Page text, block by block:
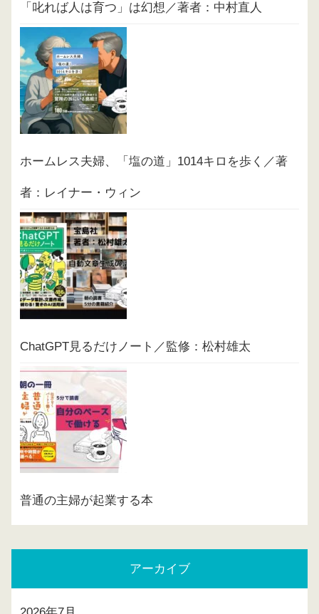
「叱れば人は育つ」は幻想／著者：中村直人
ホームレス夫婦、「塩の道」1014キロを歩く／著
者：レイナー・ウィン
ChatGPT見るだけノート／監修：松村雄太
普通の主婦が起業する本
アーカイブ